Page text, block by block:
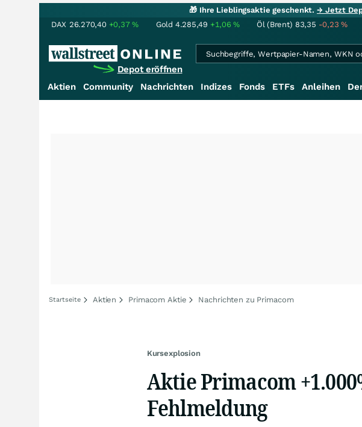
🎁 Ihre Lieblingsaktie geschenkt.→ Jetzt
DAX 26.270,40 +0,37% Gold 4.285,49 +1,06% Öl (Brent) 83,35 -0,23%
Depot eröffnen
Aktien Community Nachrichten Indizes Fonds ETFs Anleihen
Startseite Aktien Primacom Aktie Nachrichten zu Primacom
Kursexplosion
Aktie Primacom
Fehlmeldung